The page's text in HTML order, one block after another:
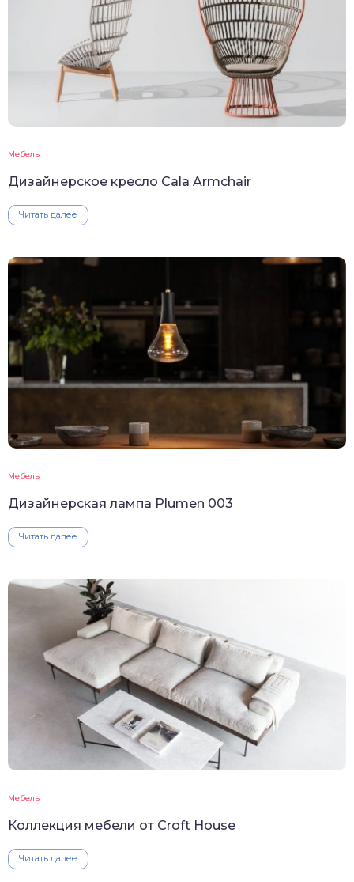
Мебель
Дизайнерское кресло Cala Armchair
Читать далее
Мебель
Дизайнерская лампа Plumen 003
Читать далее
Мебель
Коллекция мебели от Croft House
Читать далее